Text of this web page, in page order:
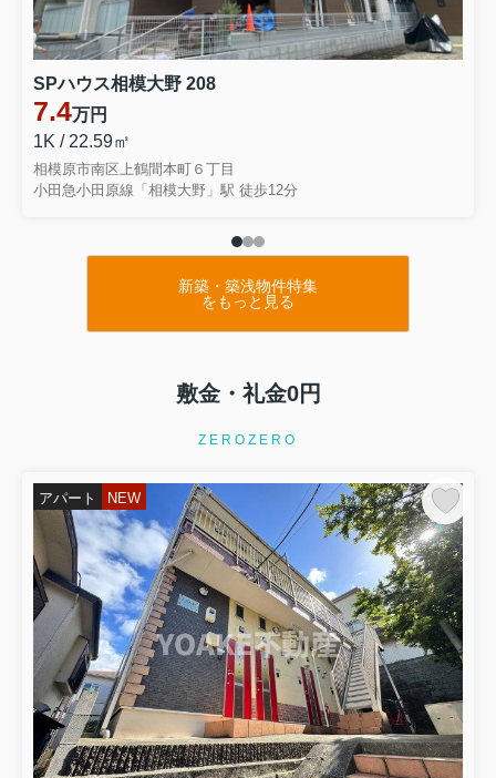
SPハウス相模大野 208
7.4万円
1K / 22.59㎡
相模原市南区上鶴間本町６丁目
小田急小田原線「相模大野」駅 徒歩12分
新築・築浅物件特集
をもっと見る
敷金・礼金0円
ZEROZERO
アパート NEW